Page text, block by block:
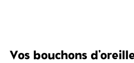
Vos bouchons